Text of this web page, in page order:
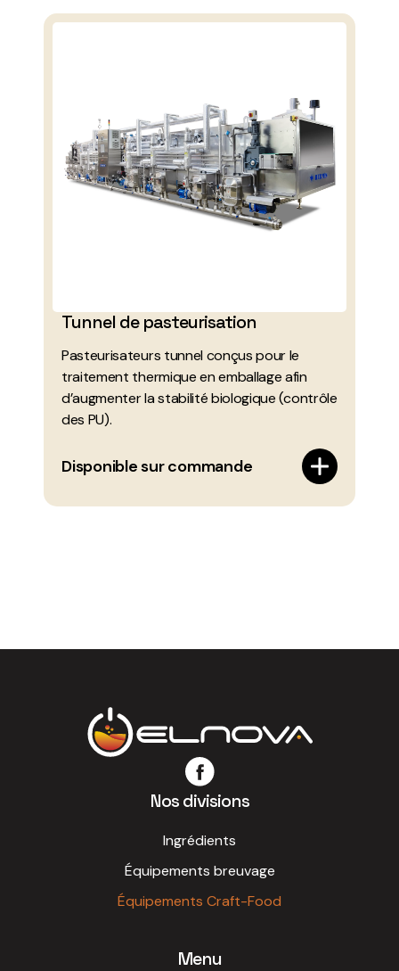
Tunnel de pasteurisation
Pasteurisateurs tunnel conçus pour le
traitement thermique en emballage afin
d’augmenter la stabilité biologique (contrôle
des PU).
Disponible sur commande
Nos divisions
Ingrédients
Équipements breuvage
Équipements Craft-Food
Menu